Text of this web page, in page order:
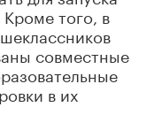
того, в
совместные
в их